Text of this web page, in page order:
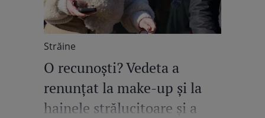
Străine
O recunoști? Vedeta a
renunțat la make-up și la
hainele strălucitoare și a